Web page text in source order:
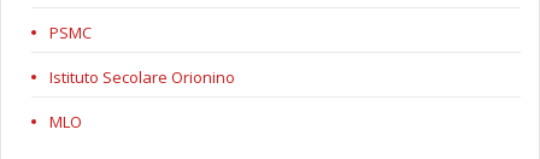
PSMC
Istituto Secolare Orionino
MLO